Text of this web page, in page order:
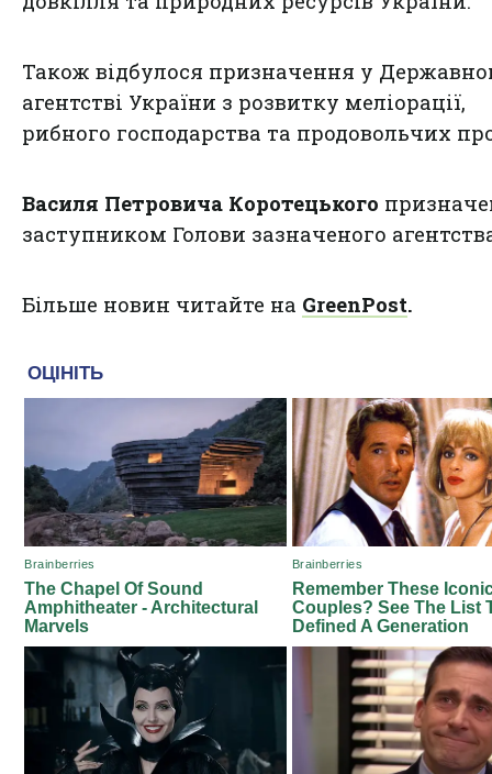
Також відбулося призначення у
агентстві України з розвитку меліорації,
рибного господарства та продовольчих
Василя Петровича Коротецького
заступником Голови зазначеного
Більше новин читайте на GreenPost.